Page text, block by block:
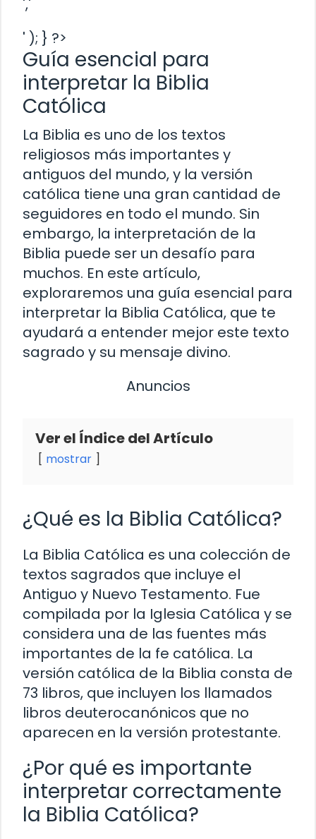
' ); } ?>
Guía esencial para
interpretar la Biblia
Católica
La Biblia es uno de los textos
religiosos más importantes y
antiguos del mundo, y la versión
católica tiene una gran cantidad de
seguidores en todo el mundo. Sin
embargo, la interpretación de la
Biblia puede ser un desafío para
muchos. En este artículo,
exploraremos una guía esencial para
interpretar la Biblia Católica, que te
ayudará a entender mejor este texto
sagrado y su mensaje divino.
Anuncios
Ver el Índice del Artículo
mostrar
¿Qué es la Biblia Católica?
La Biblia Católica es una colección de
textos sagrados que incluye el
Antiguo y Nuevo Testamento. Fue
compilada por la Iglesia Católica y se
considera una de las fuentes más
importantes de la fe católica. La
versión católica de la Biblia consta de
73 libros, que incluyen los llamados
libros deuterocanónicos que no
aparecen en la versión protestante.
¿Por qué es importante
interpretar correctamente
la Biblia Católica?